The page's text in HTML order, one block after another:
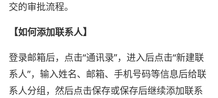
交的审批流程。
【如何添加联系人】
登录邮箱后，点击“通讯录”，进入后点击“新建联
系人”，输入姓名、邮箱、手机号码等信息后给联
系人分组，然后点击保存或保存后继续添加联系